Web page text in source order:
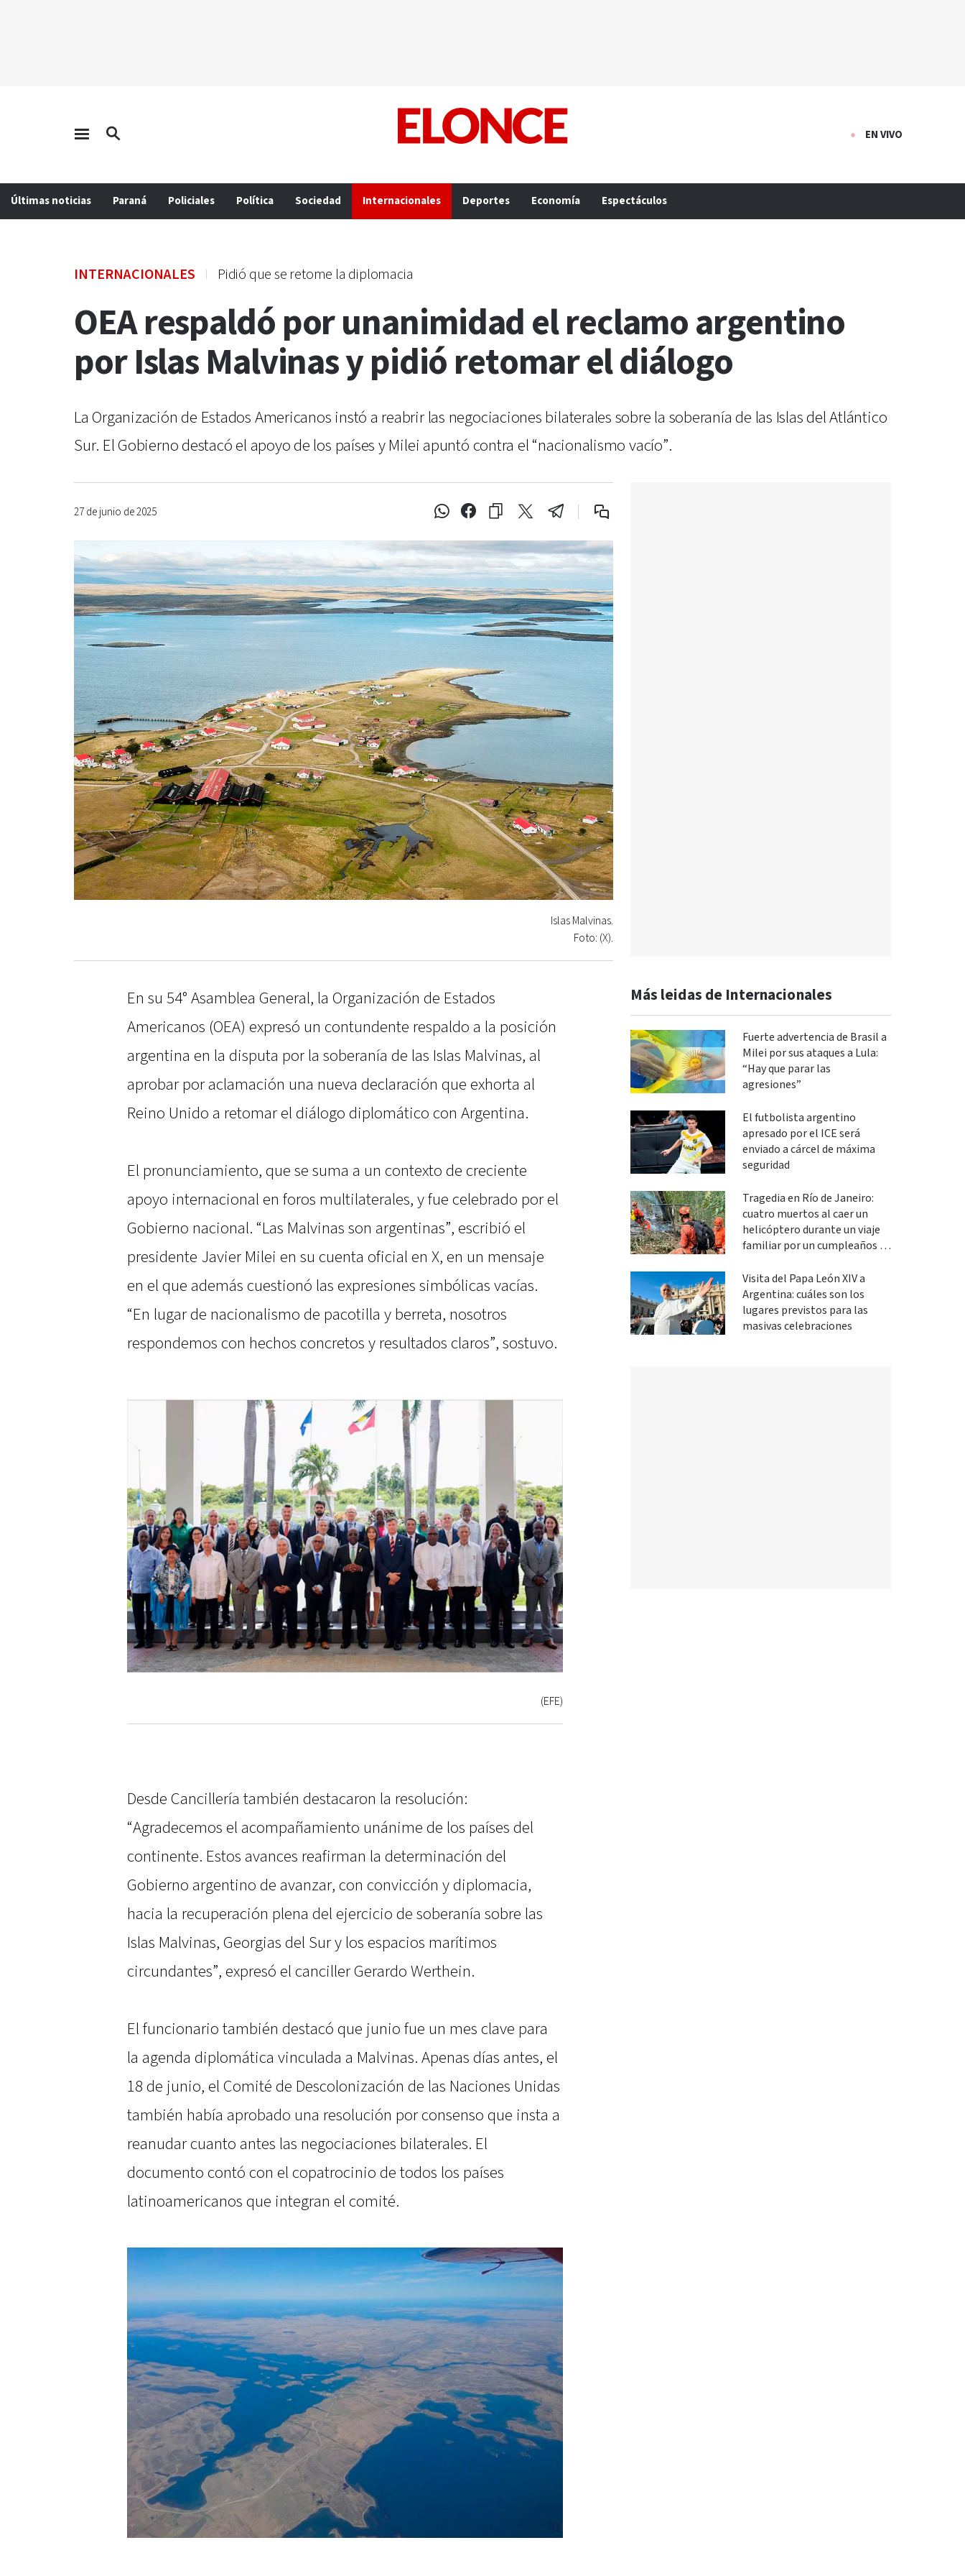
EN VIVO
Últimas noticias Paraná Policiales Política Sociedad Internacionales Deportes Economía Espectáculos
INTERNACIONALES Pidió que se retome la diplomacia
OEA respaldó por unanimidad el reclamo argentino
por Islas Malvinas y pidió retomar el diálogo
La Organización de Estados Americanos instó a reabrir las negociaciones bilaterales sobre la soberanía de las Islas del Atlántico
Sur. El Gobierno destacó el apoyo de los países y Milei apuntó contra el “nacionalismo vacío”.
27 de junio de 2025
Islas Malvinas.
Foto: (X).
En su 54° Asamblea General, la Organización de Estados
Americanos (OEA) expresó un contundente respaldo a la posición
argentina en la disputa por la soberanía de las Islas Malvinas, al
aprobar por aclamación una nueva declaración que exhorta al
Reino Unido a retomar el diálogo diplomático con Argentina.
El pronunciamiento, que se suma a un contexto de creciente
apoyo internacional en foros multilaterales, y fue celebrado por el
Gobierno nacional. “Las Malvinas son argentinas”, escribió el
presidente Javier Milei en su cuenta oficial en X, en un mensaje
en el que además cuestionó las expresiones simbólicas vacías.
“En lugar de nacionalismo de pacotilla y berreta, nosotros
respondemos con hechos concretos y resultados claros”, sostuvo.
(EFE)
Desde Cancillería también destacaron la resolución:
“Agradecemos el acompañamiento unánime de los países del
continente. Estos avances reafirman la determinación del
Gobierno argentino de avanzar, con convicción y diplomacia,
hacia la recuperación plena del ejercicio de soberanía sobre las
Islas Malvinas, Georgias del Sur y los espacios marítimos
circundantes”, expresó el canciller Gerardo Werthein.
El funcionario también destacó que junio fue un mes clave para
la agenda diplomática vinculada a Malvinas. Apenas días antes, el
18 de junio, el Comité de Descolonización de las Naciones Unidas
también había aprobado una resolución por consenso que insta a
reanudar cuanto antes las negociaciones bilaterales. El
documento contó con el copatrocinio de todos los países
latinoamericanos que integran el comité.
Más leidas de Internacionales
Fuerte advertencia de Brasil a
Milei por sus ataques a Lula:
“Hay que parar las
agresiones”
El futbolista argentino
apresado por el ICE será
enviado a cárcel de máxima
seguridad
Tragedia en Río de Janeiro:
cuatro muertos al caer un
helicóptero durante un viaje
familiar por un cumpleaños de
Visita del Papa León XIV a
Argentina: cuáles son los
lugares previstos para las
masivas celebraciones